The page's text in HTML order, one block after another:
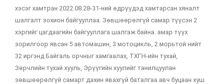
хэсэг хамтран 2022.08.28-31-ний өдрүүдэд хамтарсан хяналт
шалгалт зохион байгууллаа. Зөвшөөрөлгүй самар түүсэн 2
хэргийг цагдаагийн байгууллага шалгаж байна. амар түүх
зорилгоор явсан 5 автомашин, 3 мотоцикль, 2 морьтой нийт
32 иргэнд Байгаль орчныг хамгаалах, ТХГН-ийн тухай,
Зөрчлийн тухай хууль, Эрүүгийн хуулийг танилцуулан
зөвшөөрөлгүй самарт дахин явахгүй баталгаа авч буцаан хуш